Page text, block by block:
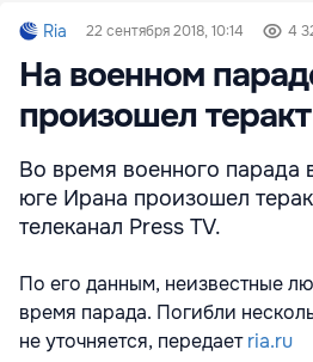
Ria 22 сентября 2018, 10:14 4
На военном
произошел теракт
Во время военного парада
юге Ирана произошел
телеканал Press TV.
По его данным, неизвестные
время парада. Погибли
не уточняется, передаетria.ru